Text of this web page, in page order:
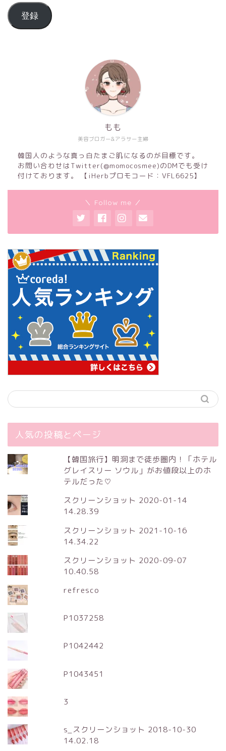
登録
美容ブロガー&アラサー主婦
もも
韓国人のような真っ白たまご肌になるのが目標です。
お問い合わせはTwitter(@momocosmee)のDMでも受け
付けております。 【iHerbプロモコード：VFL6625】
＼ Follow me ／
人気の投稿とページ
【韓国旅行】明洞まで徒歩圏内！「ホテル
グレイスリー ソウル」がお値段以上のホ
テルだった♡
スクリーンショット 2020-01-14
14.28.39
スクリーンショット 2021-10-16
14.34.22
スクリーンショット 2020-09-07
10.40.58
refresco
P1037258
P1042442
P1043451
3
s_スクリーンショット 2018-10-30
14.02.18